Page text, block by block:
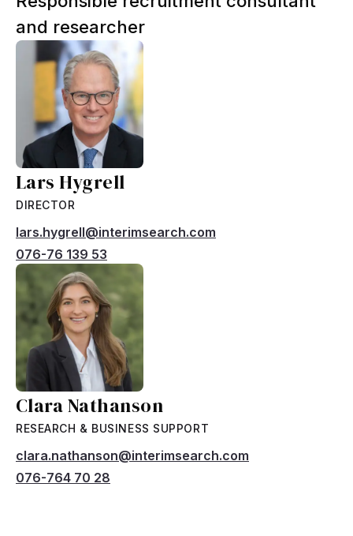
and researcher
Lars Hygrell
DIRECTOR
lars.hygrell@interimsearch.com
076-76 139 53
Clara Nathanson
RESEARCH & BUSINESS SUPPORT
clara.nathanson@interimsearch.com
076-764 70 28